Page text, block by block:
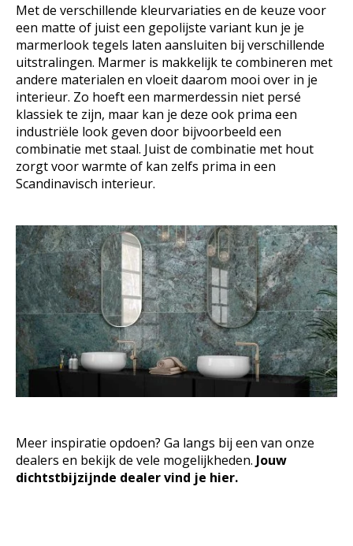
Met de verschillende kleurvariaties en de keuze voor
een matte of juist een gepolijste variant kun je je
marmerlook tegels laten aansluiten bij verschillende
uitstralingen. Marmer is makkelijk te combineren met
andere materialen en vloeit daarom mooi over in je
interieur. Zo hoeft een marmerdessin niet persé
klassiek te zijn, maar kan je deze ook prima een
industriële look geven door bijvoorbeeld een
combinatie met staal. Juist de combinatie met hout
zorgt voor warmte of kan zelfs prima in een
Scandinavisch interieur.
Meer inspiratie opdoen? Ga langs bij een van onze
dealers en bekijk de vele mogelijkheden. Jouw
dichtstbijzijnde dealer vind je hier.